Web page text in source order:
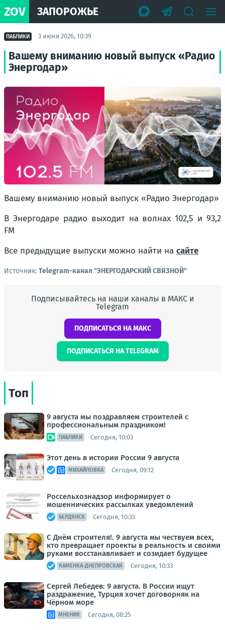
ZOV ЗАПОРОЖЬЕ
ПАБЛИКИ 3 июня 2026, 10:39
Вашему вниманию новый выпуск «Радио
Энергодар»
Вашему вниманию новый выпуск «Радио Энергодар»
В Энергодаре радио выходит на волнах 102,5 и 93,2
FM
Все предыдущие выпуски можно найти на сайте
Источник: Telegram-канал "ЭНЕРГОДАРСКИЙ СВЯЗНОЙ"
Подписывайтесь на наши каналы в МАКС и
Telegram
ПОДПИСАТЬСЯ НА МАКС
ПОДПИСАТЬСЯ НА TELEGRAM
Топ
9 августа мы поздравляем строителей с
профессиональным праздником!
ПАБЛИКИ Сегодня, 10:03
Этот день в истории России 9 августа
МИХАЙЛОВКА Сегодня, 09:12
Россельхознадзор информирует о
мошеннических рассылках уведомлений
БЕРДЯНСК Сегодня, 10:33
С Днём строителя!. 9 августа мы чествуем всех,
кто превращает проекты в реальность и своими
руками восстанавливает и созидает будущее
КАМЕНКА-ДНЕПРОВСКАЯ Сегодня, 10:33
Сергей Лебедев: 9 августа. В России ищут
раздражение, Турция хочет договорняк на
Чёрном море
МНЕНИЯ Сегодня, 08:25